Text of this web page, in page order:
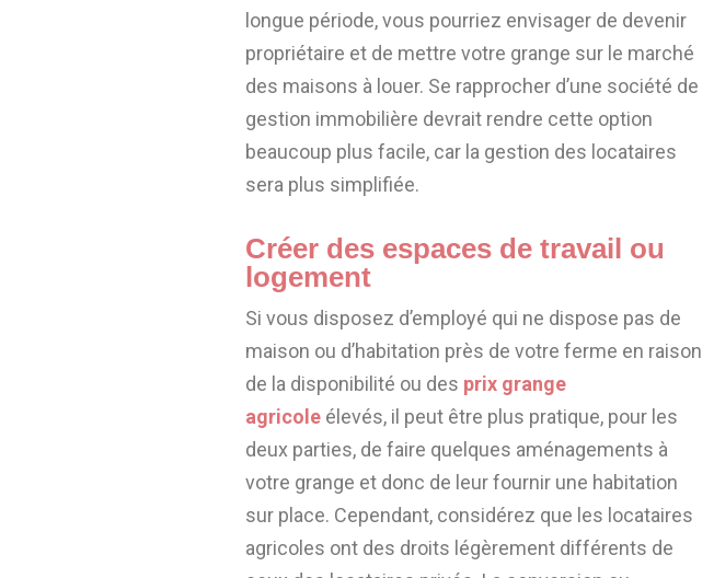
longue période, vous pourriez envisager de devenir
propriétaire et de mettre votre grange sur le marché
des maisons à louer. Se rapprocher d’une société de
gestion immobilière devrait rendre cette option
beaucoup plus facile, car la gestion des locataires
sera plus simplifiée.
Créer des espaces de travail ou
logement
Si vous disposez d’employé qui ne dispose pas de
maison ou d’habitation près de votre ferme en raison
de la disponibilité ou des prix grange
agricole élevés, il peut être plus pratique, pour les
deux parties, de faire quelques aménagements à
votre grange et donc de leur fournir une habitation
sur place. Cependant, considérez que les locataires
agricoles ont des droits légèrement différents de